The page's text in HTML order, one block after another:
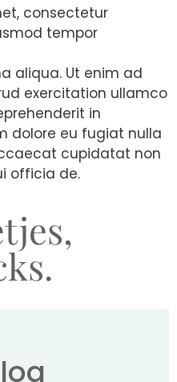
consectetur
tempor
aliqua. Ut enim ad
exercitation ullamco
in
dolore eu fugiat nulla
cupidatat non
officia de.